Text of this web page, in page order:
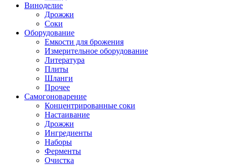
Виноделие
Дрожжи
Соки
Оборудование
Емкости для брожения
Измерительное оборудование
Литература
Плиты
Шланги
Прочее
Самогоноварение
Концентрированные соки
Настаивание
Дрожжи
Ингредиенты
Наборы
Ферменты
Очистка